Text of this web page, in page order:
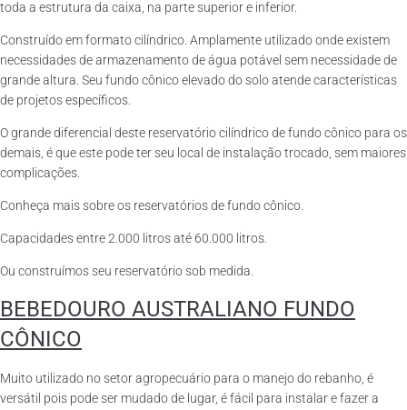
toda a estrutura da caixa, na parte superior e inferior.
Construído em formato cilíndrico. Amplamente utilizado onde existem
necessidades de armazenamento de água potável sem necessidade de
grande altura. Seu fundo cônico elevado do solo atende características
de projetos específicos.
O grande diferencial deste reservatório cilíndrico de fundo cônico para os
demais, é que este pode ter seu local de instalação trocado, sem maiores
complicações.
Conheça mais sobre os reservatórios de fundo cônico.
Capacidades entre 2.000 litros até 60.000 litros.
Ou construímos seu reservatório sob medida.
BEBEDOURO AUSTRALIANO FUNDO
CÔNICO
Muito utilizado no setor agropecuário para o manejo do rebanho, é
versátil pois pode ser mudado de lugar, é fácil para instalar e fazer a